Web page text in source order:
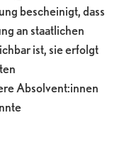
bescheinigt, dass
an staatlichen
ist, sie erfolgt
Absolvent:innen